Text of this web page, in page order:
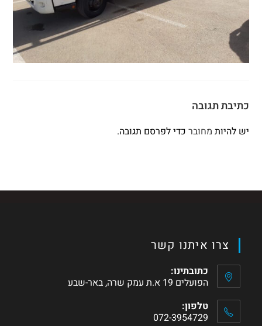
כתיבת תגובה
יש להיות מחובר כדי לפרסם תגובה.
צרו איתנו קשר
כתובתינו:
הפועלים 19 א.ת עמק שרה, באר-שבע
טלפון:
072-3954729